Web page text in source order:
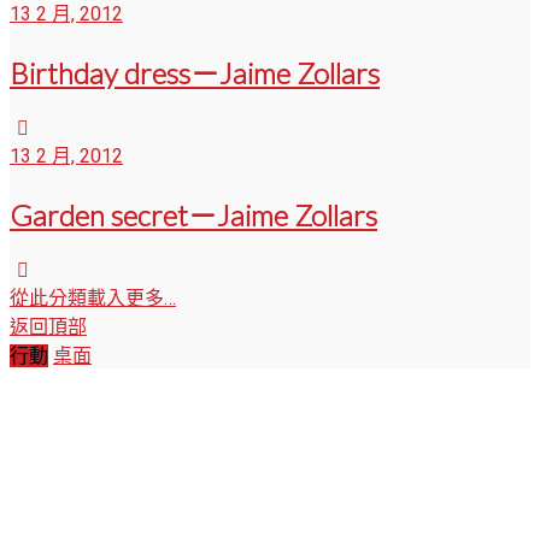
13 2 月, 2012
Birthday dress－Jaime Zollars
13 2 月, 2012
Garden secret－Jaime Zollars
從此分類載入更多…
返回頂部
行動 桌面